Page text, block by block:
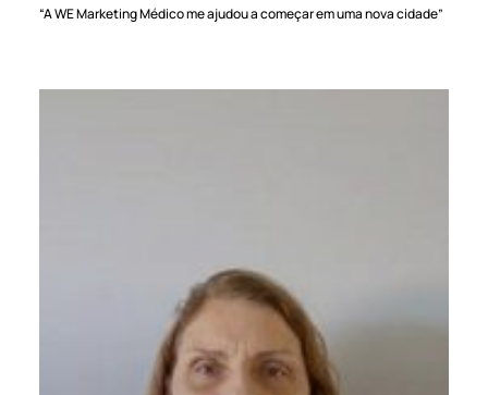
“A WE Marketing Médico me ajudou a começar em uma nova cidade”